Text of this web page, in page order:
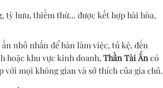
tỳ hưu, thiềm thừ… được kết hợp hài hòa,
nhỏ nhắn để bàn làm việc, tủ kệ, đến
hoặc khu vực kinh doanh,Thần Tài Ấncó
mọi không gian và sở thích của gia chủ.